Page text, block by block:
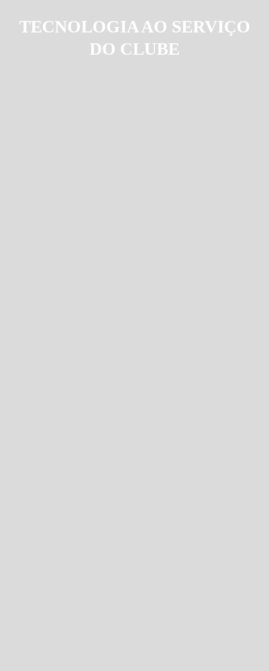
TECNOLOGIA AO SERVIÇO
DO CLUBE